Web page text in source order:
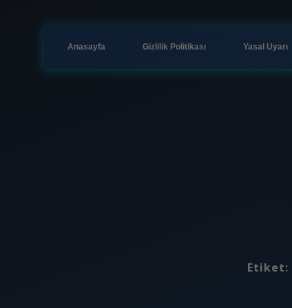
Anasayfa Gizlilik Politikası Yasal Uyarı
Etiket: